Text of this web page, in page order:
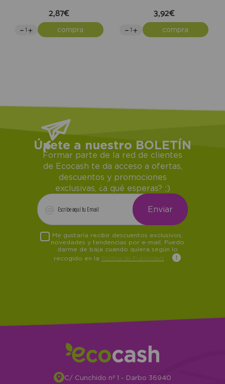
2,87€
compra
3,92€
compra
Únete a nuestro BOLETÍN
Formar parte de la red de clientes
de Ecocash te da acceso a ofertas,
descuentos y promociones
exclusivas, ¿a qué esperas? ;)
Me gustaría recibir descuentos exclusivos,
novedades y tendencias por e-mail. Puedo
darme de baja cuando quiera según lo
recogido en la Política de Publicidad
C/ Cunchido nº 1 - Darbo 36940